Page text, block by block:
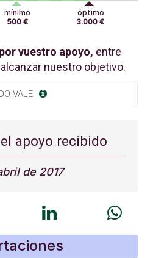
mínimo
500 €
óptimo
3.000 €
vuestro apoyo, entre
nuestro objetivo.
VALE
apoyo recibido
de 2017